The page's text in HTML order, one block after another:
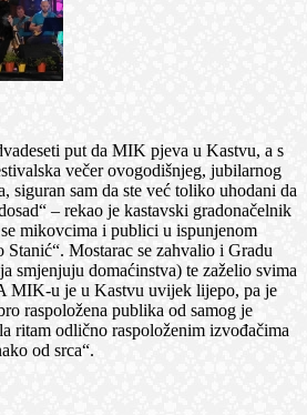
put da MIK pjeva u Kastvu, a s
večer ovogodišnjeg, jubilarnog
siguran sam da ste već toliko uhodani da
– rekao je kastavski gradonačelnik
mikovcima i publici u ispunjenom
Mostarac se zahvalio i Gradu
smjenjuju domaćinstva) te zaželio svima
MIK-u je u Kastvu uvijek lijepo, pa je
raspoložena publika od samog je
ritam odlično raspoloženim izvođačima
od srca“.